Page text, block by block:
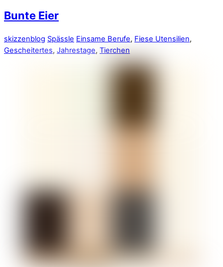
Bunte Eier
skizzenblog Spässle Einsame Berufe, Fiese Utensilien,
Gescheitertes, Jahrestage, Tierchen